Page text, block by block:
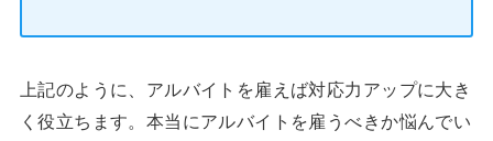
上記のように、アルバイトを雇えば対応力アップに大き
く役立ちます。本当にアルバイトを雇うべきか悩んでい